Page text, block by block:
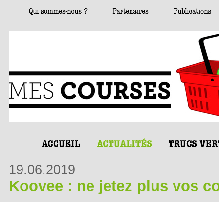
19.06.2019
Koovee : ne jetez plus vos